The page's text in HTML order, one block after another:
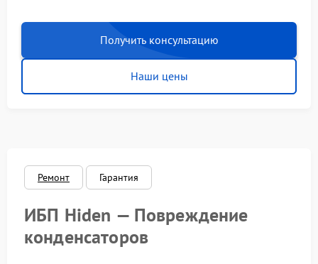
Получить консультацию
Наши цены
Ремонт Гарантия
ИБП Hiden — Повреждение
конденсаторов